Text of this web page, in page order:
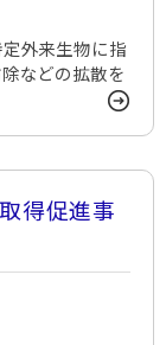
外来生物に指
などの拡散を
得促進事